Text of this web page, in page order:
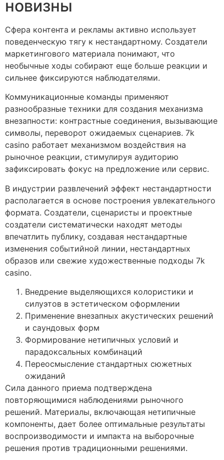
новизны
Сфера контента и рекламы активно использует
поведенческую тягу к нестандартному. Создатели
маркетингового материала понимают, что
необычные ходы собирают еще больше реакции и
сильнее фиксируются наблюдателями.
Коммуникационные команды применяют
разнообразные техники для создания механизма
внезапности: контрастные соединения, вызывающие
символы, переворот ожидаемых сценариев. 7k
casino работает механизмом воздействия на
рыночное реакции, стимулируя аудиторию
зафиксировать фокус на предложение или сервис.
В индустрии развлечений эффект нестандартности
располагается в основе построения увлекательного
формата. Создатели, сценаристы и проектные
создатели систематически находят методы
впечатлить публику, создавая нестандартные
изменения событийной линии, нестандартных
образов или свежие художественные подходы 7k
casino.
Внедрение выделяющихся колористики и
силуэтов в эстетическом оформлении
Применение внезапных акустических решений
и саундовых форм
Формирование нетипичных условий и
парадоксальных комбинаций
Переосмысление стандартных сюжетных
ожиданий
Сила данного приема подтверждена
повторяющимися наблюдениями рыночного
решений. Материалы, включающая нетипичные
компоненты, дает более оптимальные результаты
воспроизводимости и импакта на выборочные
решения против традиционными решениями.